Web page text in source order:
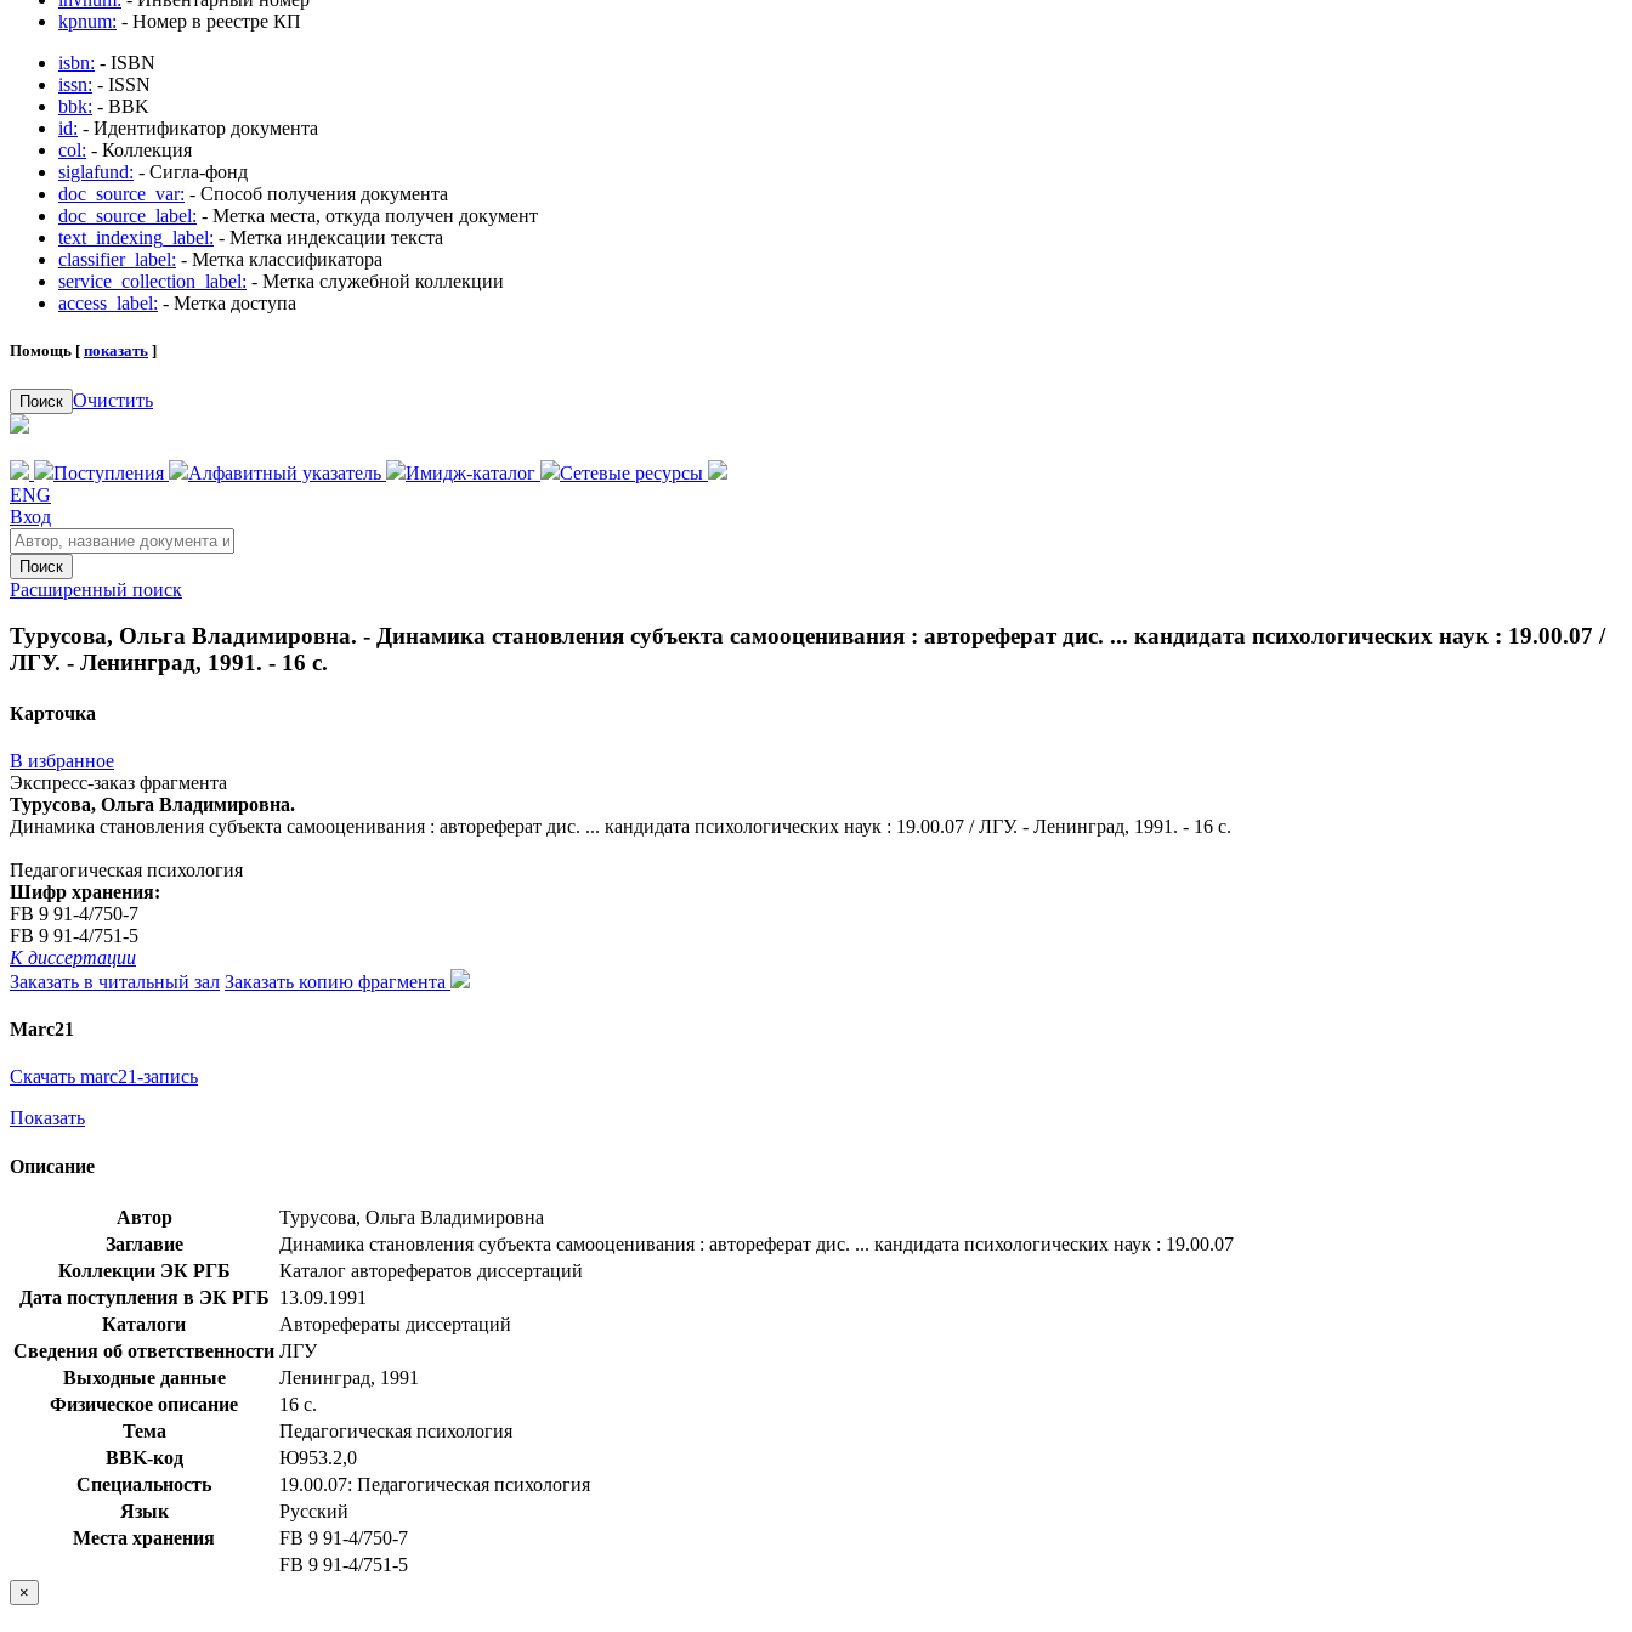
kpnum: - Номер в реестре КП
isbn: - ISBN
issn: - ISSN
bbk: - BBK
id: - Идентификатор документа
col: - Коллекция
siglafund: - Сигла-фонд
doc_source_var: - Способ получения документа
doc_source_label: - Метка места, откуда получен документ
text_indexing_label: - Метка индексации текста
classifier_label: - Метка классификатора
service_collection_label: - Метка служебной коллекции
access_label: - Метка доступа
Помощь [ показать ]
Поиск Очистить
Поступления Алфавитный указатель Имидж-каталог
Сетевые ресурсы
ENG
Вход
Поиск
Расширенный поиск
Турусова, Ольга Владимировна. - Динамика становления субъекта самооценивания : автореферат дис. ... кандидата психологических наук : 19.00.07 /
ЛГУ. - Ленинград, 1991. - 16 с.
Карточка
В избранное
Экспресс-заказ фрагмента
Турусова, Ольга Владимировна.
Динамика становления субъекта самооценивания : автореферат дис. ... кандидата психологических наук : 19.00.07 / ЛГУ. - Ленинград, 1991. - 16 с.
Педагогическая психология
Шифр хранения:
FB 9 91-4/750-7
FB 9 91-4/751-5
К диссертации
Заказать в читальный зал Заказать копию фрагмента
Marc21
Скачать marc21-запись
Показать
Описание
Автор
Турусова, Ольга Владимировна
Заглавие
Динамика становления субъекта самооценивания : автореферат дис. ... кандидата психологических наук : 19.00.07
Коллекции ЭК РГБ
Каталог авторефератов диссертаций
Дата поступления в ЭК РГБ 13.09.1991
Каталоги
Авторефераты диссертаций
Сведения об ответственности ЛГУ
Выходные данные
Ленинград, 1991
Физическое описание
16 с.
Тема
Педагогическая психология
BBK-код
Ю953.2,0
Специальность
19.00.07: Педагогическая психология
Язык
Русский
Места хранения
FB 9 91-4/750-7
FB 9 91-4/751-5
×